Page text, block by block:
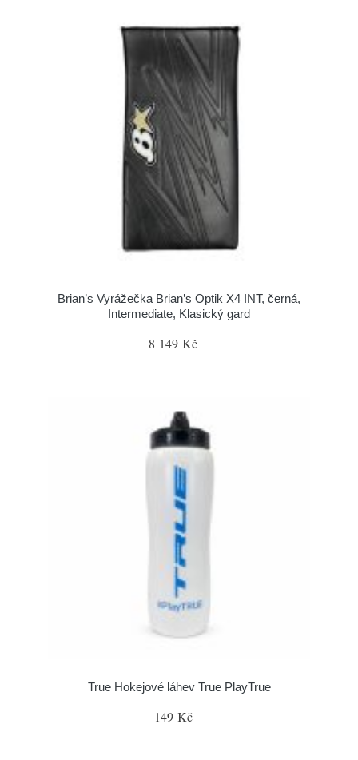
Brian’s Vyrážečka Brian’s Optik X4 INT, černá,
Intermediate, Klasický gard
8 149 Kč
True Hokejové láhev True PlayTrue
149 Kč